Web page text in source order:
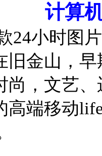
计算
24小时图
旧金山，
尚，文艺
高端移动